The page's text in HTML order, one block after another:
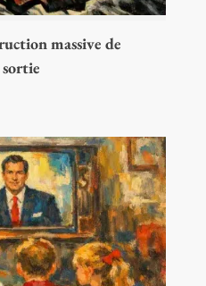
massive de